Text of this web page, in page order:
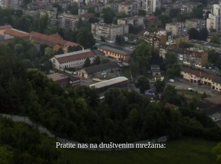
Pratite nas na društvenim mrežama: